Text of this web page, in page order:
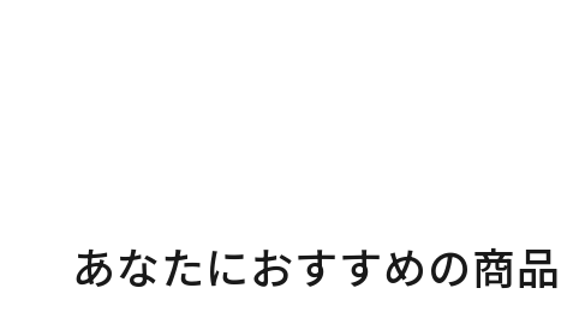
あなたにおすすめの商品